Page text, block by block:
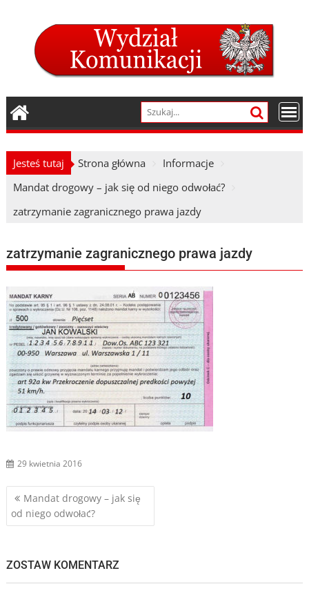
Jesteś tutaj Strona główna
Informacje
Mandat drogowy – jak się od niego odwołać?
zatrzymanie zagranicznego prawa jazdy
zatrzymanie zagranicznego prawa jazdy
29 kwietnia 2016
Nawigacja
wpisu
Mandat drogowy – jak się
od niego odwołać?
ZOSTAW KOMENTARZ